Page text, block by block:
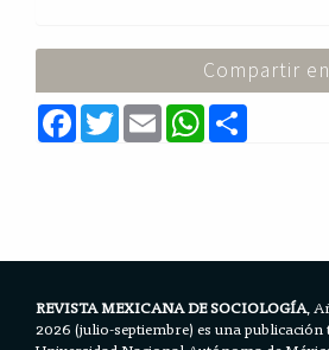
Compartir en
F
a
c
T
w
E
m
a
W
h
a
REVISTA MEXICANA DE SOCIOLOGÍA,
2026 (julio-septiembre) es una